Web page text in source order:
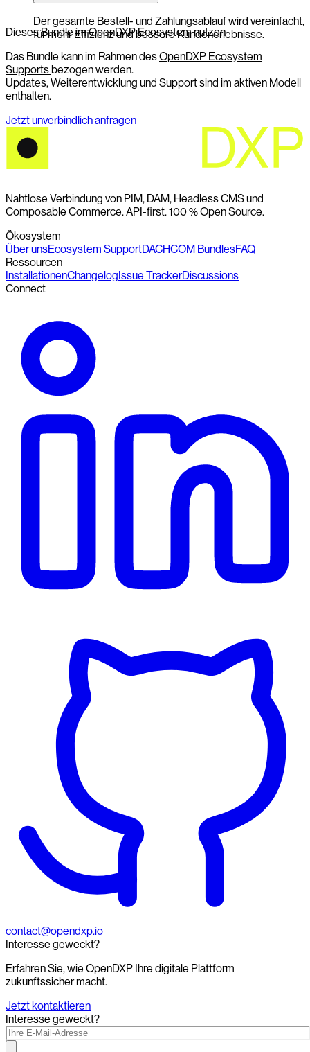
Der gesamte Bestell- und Zahlungsablauf wird vereinfacht,
für mehr Effizienz und bessere Kundenerlebnisse.
Dieses Bundle im OpenDXP Ecosystem nutzen
Das Bundle kann im Rahmen desOpenDXP Ecosystem
Supportsbezogen werden.
Updates, Weiterentwicklung und Support sind im aktiven Modell
enthalten.
Jetzt unverbindlich anfragen
Nahtlose Verbindung von PIM, DAM, Headless CMS und
Composable Commerce. API-first. 100 % Open Source.
Ökosystem
Über unsEcosystem SupportDACHCOM BundlesFAQ
Ressourcen
InstallationenChangelogIssue TrackerDiscussions
Connect
contact@opendxp.io
Interesse geweckt?
Erfahren Sie, wie OpenDXP Ihre digitale Plattform
zukunftssicher macht.
Jetzt kontaktieren
Interesse geweckt?